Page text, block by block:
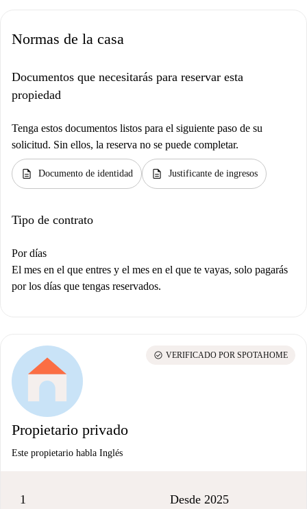
Normas de la casa
Documentos que necesitarás para reservar esta
propiedad
Tenga estos documentos listos para el siguiente paso de su
solicitud. Sin ellos, la reserva no se puede completar.
description Documento de identidad description Justificante de ingresos
Tipo de contrato
Por días
El mes en el que entres y el mes en el que te vayas, solo pagarás
por los días que tengas reservados.
Propietario privado
Este propietario habla Inglés
check_circle VERIFICADO POR SPOTAHOME
1 Desde 2025